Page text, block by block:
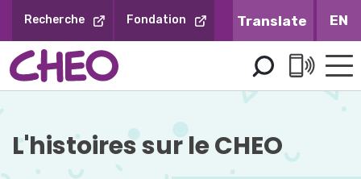
contenu
Recherche Fondation EN
L'histoires sur le CHEO